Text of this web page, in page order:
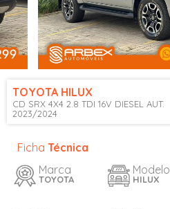
TOYOTA HILUX
CD SRX 4X4 2.8 TDI 16V DIESEL AUT.
2023/2024
Ficha Técnica
Marca
TOYOTA
Modelo
HILUX